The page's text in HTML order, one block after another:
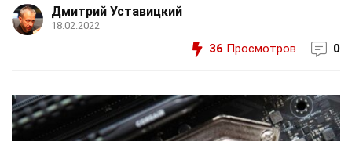
Дмитрий Уставицкий
18.02.2022
36 Просмотров 0